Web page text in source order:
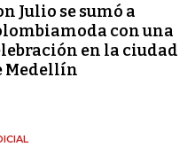
Julio se sumó a
con una
en la ciudad
Medellín